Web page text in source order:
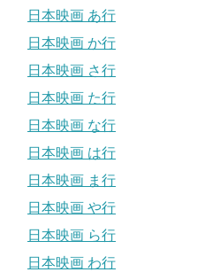
日本映画 あ行
日本映画 か行
日本映画 さ行
日本映画 た行
日本映画 な行
日本映画 は行
日本映画 ま行
日本映画 や行
日本映画 ら行
日本映画 わ行